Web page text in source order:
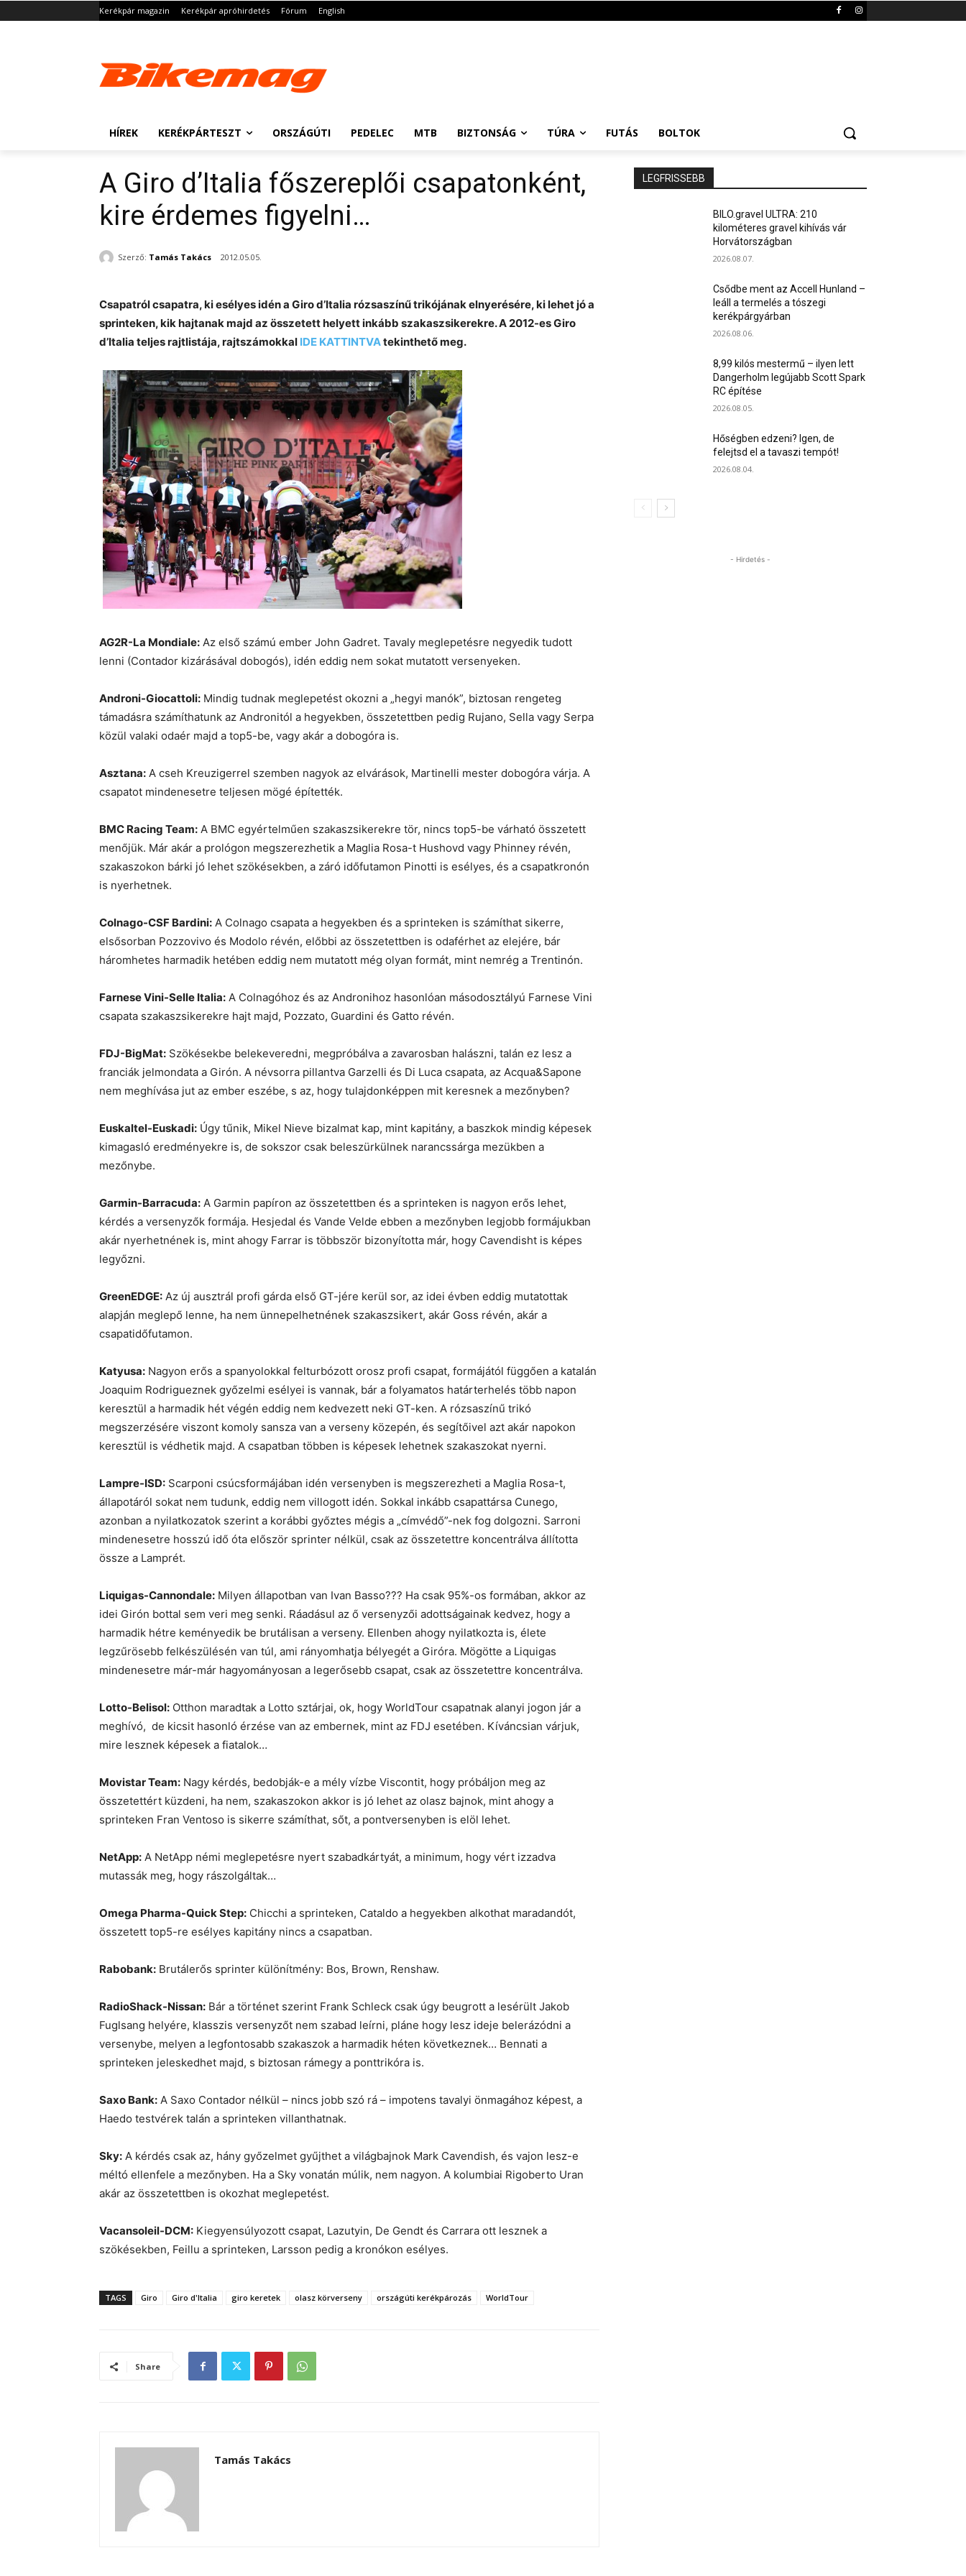
Kerékpár magazin Kerékpár apróhirdetés Fórum English
HÍREK KERÉKPÁRTESZT ORSZÁGÚTI PEDELEC MTB BIZTONSÁG TÚRA FUTÁS BOLTOK
A Giro d’Italia főszereplői csapatonként,
kire érdemes figyelni…
Szerző: Tamás Takács 2012.05.05.
Csapatról csapatra, ki esélyes idén a Giro d’Italia rózsaszínű trikójának elnyerésére, ki lehet jó a
sprinteken, kik hajtanak majd az összetett helyett inkább szakaszsikerekre. A 2012-es Giro
d’Italia teljes rajtlistája, rajtszámokkal IDE KATTINTVAtekinthető meg.
AG2R-La Mondiale: Az első számú ember John Gadret. Tavaly meglepetésre negyedik tudott
lenni (Contador kizárásával dobogós), idén eddig nem sokat mutatott versenyeken.
Androni-Giocattoli: Mindig tudnak meglepetést okozni a „hegyi manók”, biztosan rengeteg
támadásra számíthatunk az Andronitól a hegyekben, összetettben pedig Rujano, Sella vagy Serpa
közül valaki odaér majd a top5-be, vagy akár a dobogóra is.
Asztana: A cseh Kreuzigerrel szemben nagyok az elvárások, Martinelli mester dobogóra várja. A
csapatot mindenesetre teljesen mögé építették.
BMC Racing Team: A BMC egyértelműen szakaszsikerekre tör, nincs top5-be várható összetett
menőjük. Már akár a prológon megszerezhetik a Maglia Rosa-t Hushovd vagy Phinney révén,
szakaszokon bárki jó lehet szökésekben, a záró időfutamon Pinotti is esélyes, és a csapatkronón
is nyerhetnek.
Colnago-CSF Bardini: A Colnago csapata a hegyekben és a sprinteken is számíthat sikerre,
elsősorban Pozzovivo és Modolo révén, előbbi az összetettben is odaférhet az elejére, bár
háromhetes harmadik hetében eddig nem mutatott még olyan formát, mint nemrég a Trentinón.
Farnese Vini-Selle Italia: A Colnagóhoz és az Andronihoz hasonlóan másodosztályú Farnese Vini
csapata szakaszsikerekre hajt majd, Pozzato, Guardini és Gatto révén.
FDJ-BigMat: Szökésekbe belekeveredni, megpróbálva a zavarosban halászni, talán ez lesz a
franciák jelmondata a Girón. A névsorra pillantva Garzelli és Di Luca csapata, az Acqua&Sapone
nem meghívása jut az ember eszébe, s az, hogy tulajdonképpen mit keresnek a mezőnyben?
Euskaltel-Euskadi: Úgy tűnik, Mikel Nieve bizalmat kap, mint kapitány, a baszkok mindig képesek
kimagasló eredményekre is, de sokszor csak beleszürkülnek narancssárga mezükben a
mezőnybe.
Garmin-Barracuda: A Garmin papíron az összetettben és a sprinteken is nagyon erős lehet,
kérdés a versenyzők formája. Hesjedal és Vande Velde ebben a mezőnyben legjobb formájukban
akár nyerhetnének is, mint ahogy Farrar is többször bizonyította már, hogy Cavendisht is képes
legyőzni.
GreenEDGE: Az új ausztrál profi gárda első GT-jére kerül sor, az idei évben eddig mutatottak
alapján meglepő lenne, ha nem ünnepelhetnének szakaszsikert, akár Goss révén, akár a
csapatidőfutamon.
Katyusa: Nagyon erős a spanyolokkal felturbózott orosz profi csapat, formájától függően a katalán
Joaquim Rodrigueznek győzelmi esélyei is vannak, bár a folyamatos határterhelés több napon
keresztül a harmadik hét végén eddig nem kedvezett neki GT-ken. A rózsaszínű trikó
megszerzésére viszont komoly sansza van a verseny közepén, és segítőivel azt akár napokon
keresztül is védhetik majd. A csapatban többen is képesek lehetnek szakaszokat nyerni.
Lampre-ISD: Scarponi csúcsformájában idén versenyben is megszerezheti a Maglia Rosa-t,
állapotáról sokat nem tudunk, eddig nem villogott idén. Sokkal inkább csapattársa Cunego,
azonban a nyilatkozatok szerint a korábbi győztes mégis a „címvédő”-nek fog dolgozni. Sarroni
mindenesetre hosszú idő óta először sprinter nélkül, csak az összetettre koncentrálva állította
össze a Lamprét.
Liquigas-Cannondale: Milyen állapotban van Ivan Basso??? Ha csak 95%-os formában, akkor az
idei Girón bottal sem veri meg senki. Ráadásul az ő versenyzői adottságainak kedvez, hogy a
harmadik hétre keményedik be brutálisan a verseny. Ellenben ahogy nyilatkozta is, élete
legzűrösebb felkészülésén van túl, ami rányomhatja bélyegét a Giróra. Mögötte a Liquigas
mindenesetre már-már hagyományosan a legerősebb csapat, csak az összetettre koncentrálva.
Lotto-Belisol: Otthon maradtak a Lotto sztárjai, ok, hogy WorldTour csapatnak alanyi jogon jár a
meghívó, de kicsit hasonló érzése van az embernek, mint az FDJ esetében. Kíváncsian várjuk,
mire lesznek képesek a fiatalok…
Movistar Team: Nagy kérdés, bedobják-e a mély vízbe Viscontit, hogy próbáljon meg az
összetettért küzdeni, ha nem, szakaszokon akkor is jó lehet az olasz bajnok, mint ahogy a
sprinteken Fran Ventoso is sikerre számíthat, sőt, a pontversenyben is elöl lehet.
NetApp: A NetApp némi meglepetésre nyert szabadkártyát, a minimum, hogy vért izzadva
mutassák meg, hogy rászolgáltak…
Omega Pharma-Quick Step: Chicchi a sprinteken, Cataldo a hegyekben alkothat maradandót,
összetett top5-re esélyes kapitány nincs a csapatban.
Rabobank: Brutálerős sprinter különítmény: Bos, Brown, Renshaw.
RadioShack-Nissan: Bár a történet szerint Frank Schleck csak úgy beugrott a lesérült Jakob
Fuglsang helyére, klasszis versenyzőt nem szabad leírni, pláne hogy lesz ideje belerázódni a
versenybe, melyen a legfontosabb szakaszok a harmadik héten következnek… Bennati a
sprinteken jeleskedhet majd, s biztosan rámegy a ponttrikóra is.
Saxo Bank: A Saxo Contador nélkül – nincs jobb szó rá – impotens tavalyi önmagához képest, a
Haedo testvérek talán a sprinteken villanthatnak.
Sky: A kérdés csak az, hány győzelmet gyűjthet a világbajnok Mark Cavendish, és vajon lesz-e
méltó ellenfele a mezőnyben. Ha a Sky vonatán múlik, nem nagyon. A kolumbiai Rigoberto Uran
akár az összetettben is okozhat meglepetést.
Vacansoleil-DCM: Kiegyensúlyozott csapat, Lazutyin, De Gendt és Carrara ott lesznek a
szökésekben, Feillu a sprinteken, Larsson pedig a kronókon esélyes.
TAGS Giro Giro d'Italia giro keretek olasz körverseny országúti kerékpározás WorldTour
Share
Tamás Takács
LEGFRISSEBB
BILO.gravel ULTRA: 210
kilométeres gravel kihívás vár
Horvátországban
2026.08.07.
Csődbe ment az Accell Hunland –
leáll a termelés a tószegi
kerékpárgyárban
2026.08.06.
8,99 kilós mestermű – ilyen lett
Dangerholm legújabb Scott Spark
RC építése
2026.08.05.
Hőségben edzeni? Igen, de
felejtsd el a tavaszi tempót!
2026.08.04.
- Hirdetés -